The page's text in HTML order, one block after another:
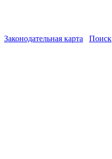
Законодательная карта Поиск